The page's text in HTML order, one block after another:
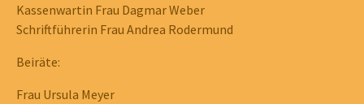
Kassenwartin Frau Dagmar Weber
Schriftführerin Frau Andrea Rodermund
Beiräte:
Frau Ursula Meyer